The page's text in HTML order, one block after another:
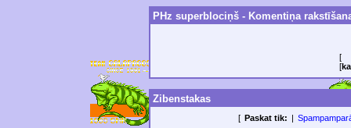
PHz superblociņš - Komentiņa
[
[
Zibenstakas
[ Paskat tik: